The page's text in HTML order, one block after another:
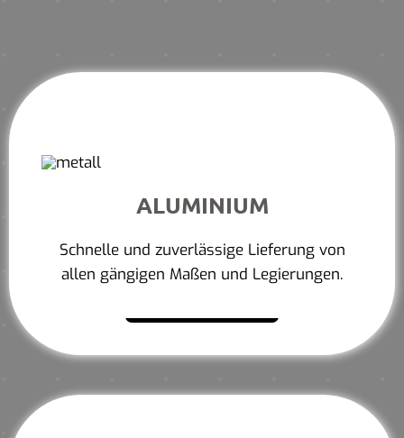
ALUMINIUM
Schnelle und zuverlässige Lieferung von
allen gängigen Maßen und Legierungen.